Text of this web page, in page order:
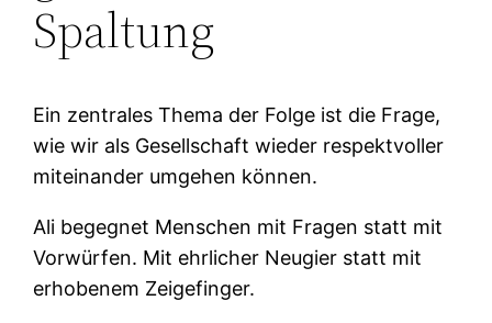
Spaltung
Ein zentrales Thema der Folge ist die Frage,
wie wir als Gesellschaft wieder respektvoller
miteinander umgehen können.
Ali begegnet Menschen mit Fragen statt mit
Vorwürfen. Mit ehrlicher Neugier statt mit
erhobenem Zeigefinger.